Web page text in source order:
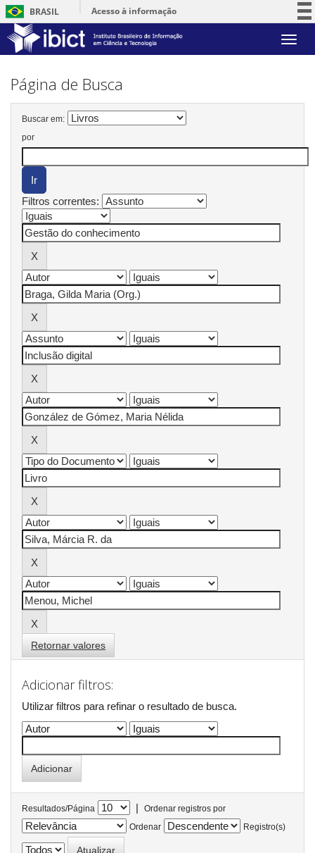
BRASIL
Acesso à informação
Serviços
Skip
Página de Busca
Buscar em:
por
Filtros correntes:
Retornar valores
Adicionar filtros:
Utilizar filtros para refinar o resultado de busca.
Resultados/Página |
Ordenar registros por
Ordenar
Registro(s)